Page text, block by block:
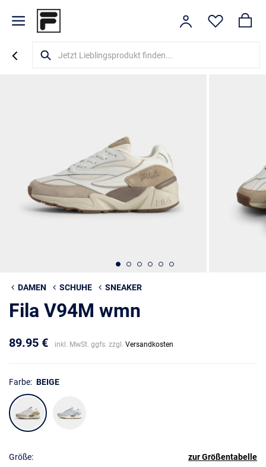
DAMEN SCHUHE SNEAKER
Fila V94M wmn
89.95 € inkl. MwSt. ggfs. zzgl. Versandkosten
Farbe: BEIGE
Größe: zur Größentabelle